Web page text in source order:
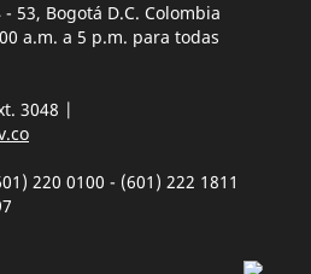
53, Bogotá D.C. Colombia
a.m. a 5 p.m. para todas
3048 |
220 0100 - (601) 222 1811